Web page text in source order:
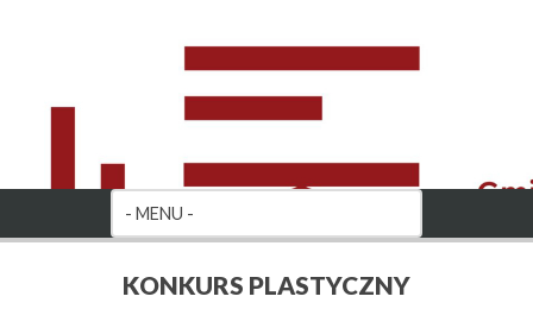
KONKURS PLASTYCZNY